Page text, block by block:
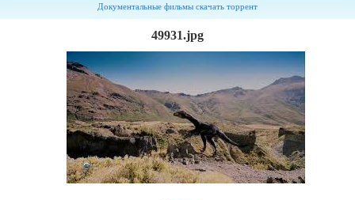
Документальные фильмы скачать торрент
49931.jpg